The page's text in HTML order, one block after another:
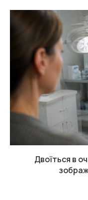
Двоїться в